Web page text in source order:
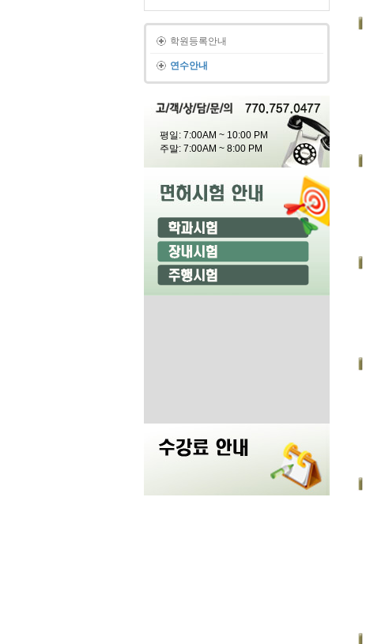
학원등록안내
연수안내
평일: 7:00AM ~ 10:00 PM
주말: 7:00AM ~ 8:00 PM